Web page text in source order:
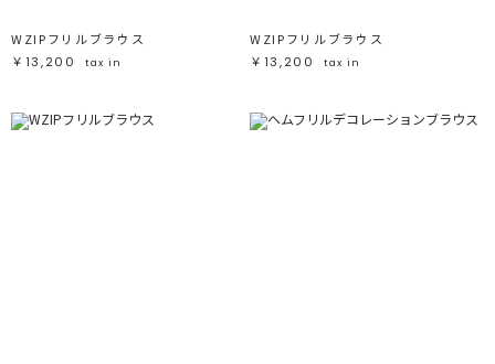
WZIPフリルブラウス
￥13,200
tax in
WZIPフリルブラウス
￥13,200
tax in